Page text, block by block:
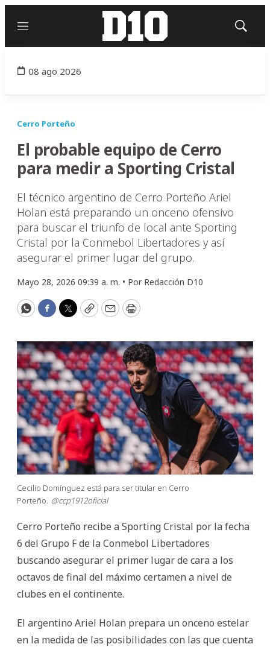
Menú
Mostrar
08 ago 2026
Cerro Porteño
El probable equipo de Cerro
para medir a Sporting Cristal
El técnico argentino de Cerro Porteño Ariel
Holan está preparando un onceno ofensivo
para buscar el triunfo de local ante Sporting
Cristal por la Conmebol Libertadores y así
asegurar el primer lugar del grupo.
Mayo 28, 2026 09:39 a. m. • Por Redacción D10
WhatsApp
Facebook
Twitter
CopyEmailPrint
Cecilio Domínguez está para ser titular en Cerro
Porteño. @ccp1912oficial
Cerro Porteño recibe a Sporting Cristal por la fecha
6 del Grupo F de la Conmebol Libertadores
buscando asegurar el primer lugar de cara a los
octavos de final del máximo certamen a nivel de
clubes en el continente.
El argentino Ariel Holan prepara un onceno estelar
en la medida de las posibilidades con las que cuenta